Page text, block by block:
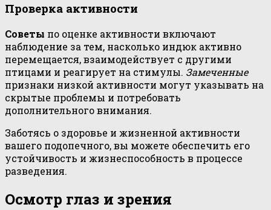
Проверка активности
Советы по оценке активности включают
наблюдение за тем, насколько индюк активно
перемещается, взаимодействует с другими
птицами и реагирует на стимулы. Замеченные
признаки низкой активности могут указывать на
скрытые проблемы и потребовать
дополнительного внимания.
Заботясь о здоровье и жизненной активности
вашего подопечного, вы можете обеспечить его
устойчивость и жизнеспособность в процессе
разведения.
Осмотр глаз и зрения